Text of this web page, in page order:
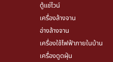
ตู้แช่ไวน์
เครื่องล้างจาน
อ่างล้างจาน
เครื่องใช้ไฟฟ้าภายในบ้าน
เครื่องดูดฝุ่น